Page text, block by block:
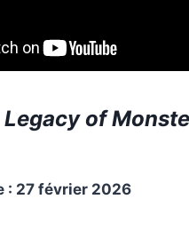
of
: 27 février 2026